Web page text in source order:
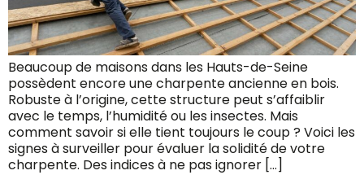
Beaucoup de maisons dans les Hauts-de-Seine
possèdent encore une charpente ancienne en bois.
Robuste à l’origine, cette structure peut s’affaiblir
avec le temps, l’humidité ou les insectes. Mais
comment savoir si elle tient toujours le coup ? Voici les
signes à surveiller pour évaluer la solidité de votre
charpente. Des indices à ne pas ignorer […]